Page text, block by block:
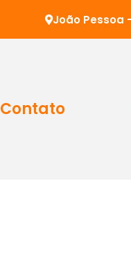
João Pessoa
Contato